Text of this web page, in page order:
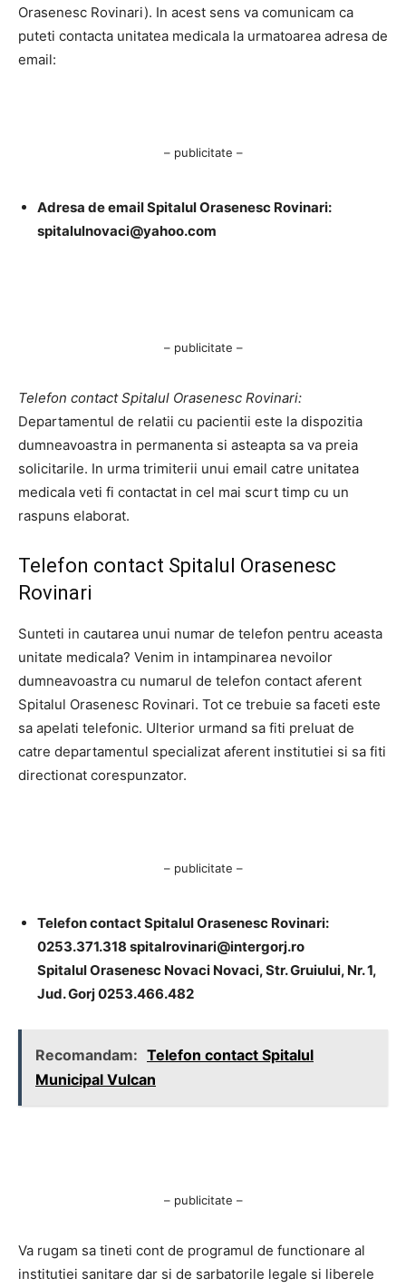
Orasenesc Rovinari). In acest sens va comunicam ca
puteti contacta unitatea medicala la urmatoarea adresa de
email:
– publicitate –
Adresa de email Spitalul Orasenesc Rovinari:
spitalulnovaci@yahoo.com
– publicitate –
Telefon contact Spitalul Orasenesc Rovinari:
Departamentul de relatii cu pacientii este la dispozitia
dumneavoastra in permanenta si asteapta sa va preia
solicitarile. In urma trimiterii unui email catre unitatea
medicala veti fi contactat in cel mai scurt timp cu un
raspuns elaborat.
Telefon contact Spitalul Orasenesc
Rovinari
Sunteti in cautarea unui numar de telefon pentru aceasta
unitate medicala? Venim in intampinarea nevoilor
dumneavoastra cu numarul de telefon contact aferent
Spitalul Orasenesc Rovinari. Tot ce trebuie sa faceti este
sa apelati telefonic. Ulterior urmand sa fiti preluat de
catre departamentul specializat aferent institutiei si sa fiti
directionat corespunzator.
– publicitate –
Telefon contact Spitalul Orasenesc Rovinari:
0253.371.318 spitalrovinari@intergorj.ro
Spitalul Orasenesc Novaci Novaci, Str. Gruiului, Nr. 1,
Jud. Gorj 0253.466.482
Recomandam: Telefon contact Spitalul
Municipal Vulcan
– publicitate –
Va rugam sa tineti cont de programul de functionare al
institutiei sanitare dar si de sarbatorile legale si liberele